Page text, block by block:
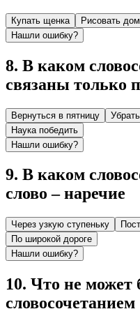
Купать щенка Рисовать дом
Нашли ошибку?
8. В каком
связаны только
Вернуться в пятницу
Наука победить
Нашли ошибку?
9. В каком
слово – наречие
Через узкую ступеньку
По широкой дороге
Нашли ошибку?
10. Что не может
словосочетанием